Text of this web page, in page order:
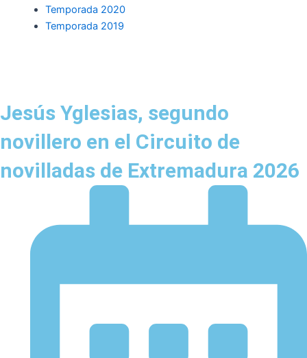
Temporada 2020
Temporada 2019
Jesús Yglesias, segundo
novillero en el Circuito de
novilladas de Extremadura 2026